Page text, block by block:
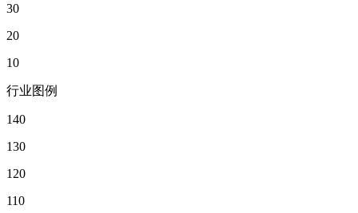
30
20
10
行业图例
140
130
120
110